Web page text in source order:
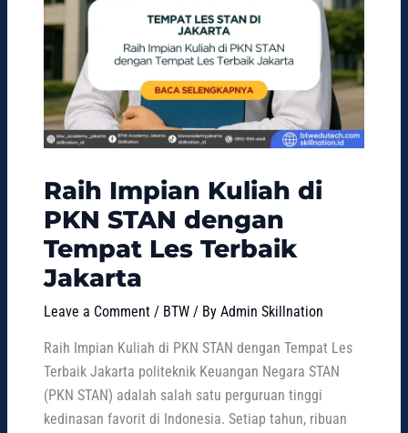
Raih Impian Kuliah di
PKN STAN dengan
Tempat Les Terbaik
Jakarta
Leave a Comment / BTW / ByAdmin Skillnation
Raih Impian Kuliah di PKN STAN dengan Tempat Les
Terbaik Jakarta politeknik Keuangan Negara STAN
(PKN STAN) adalah salah satu perguruan tinggi
kedinasan favorit di Indonesia. Setiap tahun, ribuan